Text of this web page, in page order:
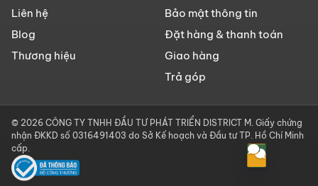
Liên hệ
Blog
Thương hiệu
Bảo mật thông tin
Đặt hàng & thanh toán
Giao hàng
Trả góp
© 2026 CÔNG TY TNHH ĐẦU TƯ PHÁT TRIỂN DISTRICT M. Giấy chứng
nhận ĐKKD số 0316491403 do Sở Kế hoạch và Đầu tư TP. Hồ Chí Minh
cấp.